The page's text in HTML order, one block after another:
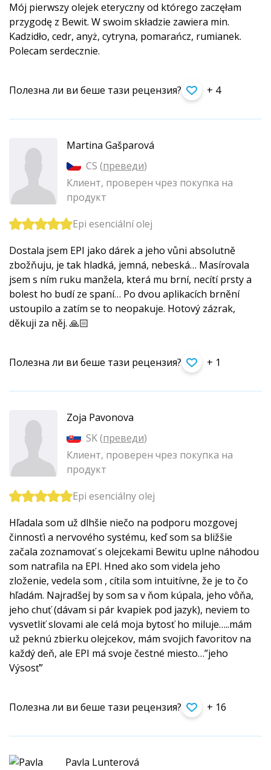
Mój pierwszy olejek eteryczny od którego zaczęłam
przygodę z Bewit. W swoim składzie zawiera min.
Kadzidło, cedr, anyż, cytryna, pomarańcz, rumianek.
Polecam serdecznie.
Полезна ли ви беше тази рецензия? + 4
Martina Gašparová
CS (преведи)
Клиент, проверен чрез покупка на
продукт
Epi esenciální olej
Dostala jsem EPI jako dárek a jeho vůni absolutně
zbožňuju, je tak hladká, jemná, nebeská… Masírovala
jsem s ním ruku manžela, která mu brní, necítí prsty a
bolest ho budí ze spaní… Po dvou aplikacích brnění
ustoupilo a zatím se to neopakuje. Hotový zázrak,
děkuji za něj. 🙏🏻
Полезна ли ви беше тази рецензия? + 1
Zoja Pavonova
SK (преведи)
Клиент, проверен чрез покупка на
продукт
Epi esenciálny olej
Hľadala som už dlhšie niečo na podporu mozgovej
činnosťi a nervového systému, keď som sa bližšie
začala zoznamovať s olejcekami Bewitu uplne náhodou
som natrafila na EPI. Hned ako som videla jeho
zloženie, vedela som , cítila som intuitívne, že je to čo
hľadám. Najradšej by som sa v ňom kúpala, jeho vôňa,
jeho chuť (dávam si pár kvapiek pod jazyk), neviem to
vysvetliť slovami ale celá moja bytosť ho miluje…..mám
už peknú zbierku olejcekov, mám svojich favoritov na
každý deň, ale EPI má svoje čestné miesto…”jeho
Výsosť”
Полезна ли ви беше тази рецензия? + 16
Pavla Lunterová